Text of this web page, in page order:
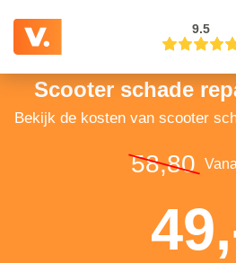
9.5
Scooter schade
Bekijk de kosten van scooter
58,80